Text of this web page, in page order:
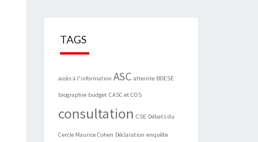
TAGS
accès à l'information ASC atteinte BDESE
biographie budget CASC et COS
consultation CSE Débats du
Cercle Maurice Cohen Déclaration enquête